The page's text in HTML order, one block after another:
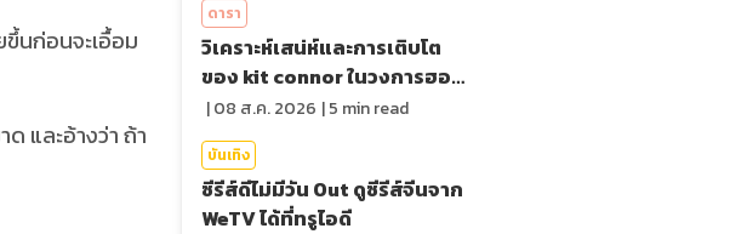
นก่อนจะเอื้อม
และอ้างว่า ถ้า
ดารา
วิเคราะห์เสน่ห์และการเติบโต
ของ kit connor ในวงการฮอล
ลีวูด
|08 ส.ค. 2026 |5 min read
บันเทิง
ซีรีส์ดีไม่มีวัน Out ดูซีรีส์จีนจาก
WeTV ได้ที่ทรูไอดี